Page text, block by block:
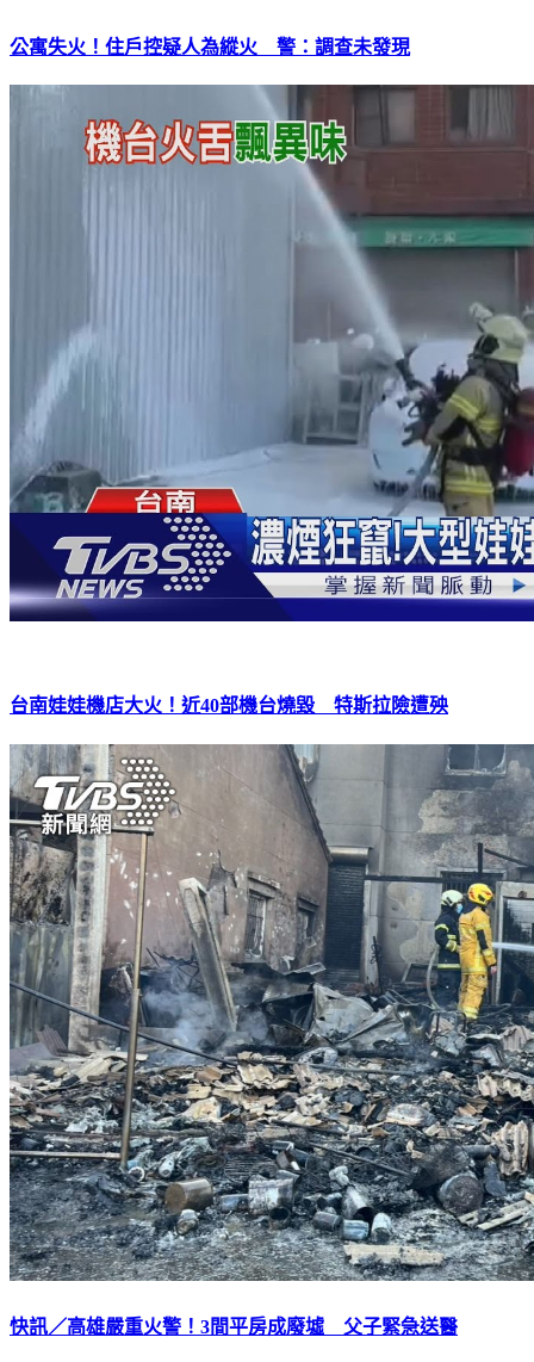
公寓失火！住戶控疑人為縱火 警：調查未發現
台南娃娃機店大火！近40部機台燒毀 特斯拉險遭殃
快訊／高雄嚴重火警！3間平房成廢墟 父子緊急送醫